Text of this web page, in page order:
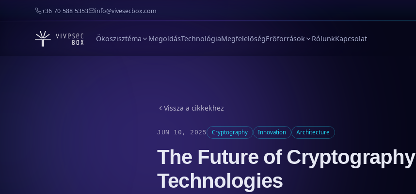
+36 70 588 5353 info@vivesecbox.com
Ökoszisztéma MegoldásTechnológiaMegfelelőségErőforrások RólunkKapcsolat
Vissza a cikkekhez
JUN 10, 2025 Cryptography Innovation Architecture
The Future of Cryptography
Technologies